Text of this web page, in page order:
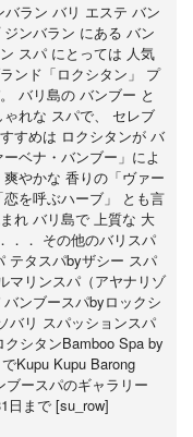
ラン バリ エステ バン
ンバラン にある バン
スパ にとっては 人気
ンド「ロクシタン」 プ
バリ島の バンブー と
れな スパで、 セレブ
すめは ロクシタンが バ
ベナ・バンブー」によ
やかな 香りの「ヴァー
を呼ぶハーブ」 とも言
れ バリ島で 上質な 大
．． その他のバリスパ
テタスパbyザシー スパ
マリンスパ（アヤナリゾ
ンブースパbyロックシ
バリ スパッションスパ
シタンBamboo Spa by
Kupu Kupu Barong
ースパのギャラリー
まで [su_row]